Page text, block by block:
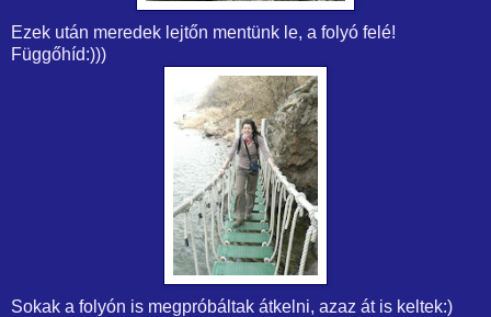
Ezek után meredek lejtőn mentünk le, a folyó felé!
Függőhíd:)))
Sokak a folyón is megpróbáltak átkelni, azaz át is keltek:)